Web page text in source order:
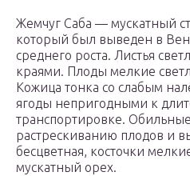
Жемчуг Саба — мускатный
который был выведен в
среднего роста. Листья
краями. Плоды мелкие
Кожица тонка со слабым
ягоды непригодными к
транспортировке.
растрескиванию плодов и
бесцветная, косточки
мускатный орех.